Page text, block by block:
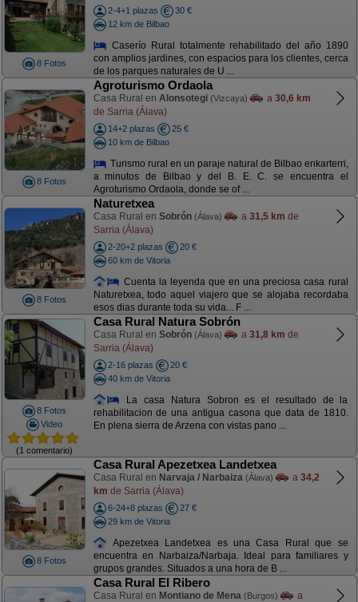
8 Fotos
2-4+1 plazas
30 €
12 km de Bilbao
Caserío Rural totalmente rehabilitado del año 1890
con amplios jardines, con espacios para los clientes, cerca
de los parques naturales de U ...
8 Fotos
Agroturismo Ordaola
Casa Rural en Alonsotegi (Vizcaya) a 30,6 km
de Sarria (Álava)
14+2 plazas
25 €
10 km de Bilbao
Turismo rural en un paraje natural de Bilbao enkarterri,
a minutos de Bilbao y del B. E. C. se encuentra el
Agroturismo Ordaola, donde se of ...
8 Fotos
Naturetxea
Casa Rural en Sobrón (Álava) a 31,5 km de
Sarria (Álava)
2-20+2 plazas
20 €
60 km de Vitoria
Cuenta la leyenda que en una preciosa casa rural
Naturetxea, todo aquel viajero que se alojaba recordaba
esos dias durante toda su vida... F ...
8 Fotos
Video
(1 comentario)
Casa Rural Natura Sobrón
Casa Rural en Sobrón (Álava) a 31,8 km de
Sarria (Álava)
2-16 plazas
20 €
40 km de Vitoria
La casa Natura Sobron es el resultado de la
rehabilitacion de una antigua casona que data de 1810.
En plena sierra de Arzena con vistas pano ...
8 Fotos
Casa Rural Apezetxea Landetxea
Casa Rural en Narvaja / Narbaiza (Álava) a 34,2
km de Sarria (Álava)
6-24+8 plazas
27 €
29 km de Vitoria
Apezetxea Landetxea es una Casa Rural que se
encuentra en Narbaiza/Narbaja. Ideal para familiares y
grupos grandes. Situados a una hora de B ...
Casa Rural El Ribero
Casa Rural en Montiano de Mena (Burgos)
a